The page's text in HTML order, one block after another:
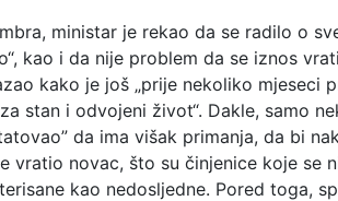
ministar je rekao da se radilo o
kao i da nije problem da se iznos
kako je još „prije nekoliko mjeseci
stan i odvojeni život“. Dakle, samo
da ima višak primanja, da bi
vratio novac, što su činjenice koje se
kao nedosljedne. Pored toga,